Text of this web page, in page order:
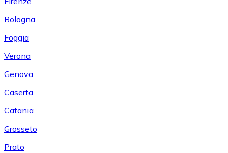
Bologna
Foggia
Verona
Genova
Caserta
Catania
Grosseto
Prato